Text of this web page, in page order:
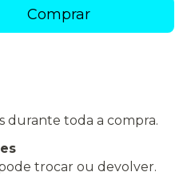
durante toda a compra.
trocar ou devolver.